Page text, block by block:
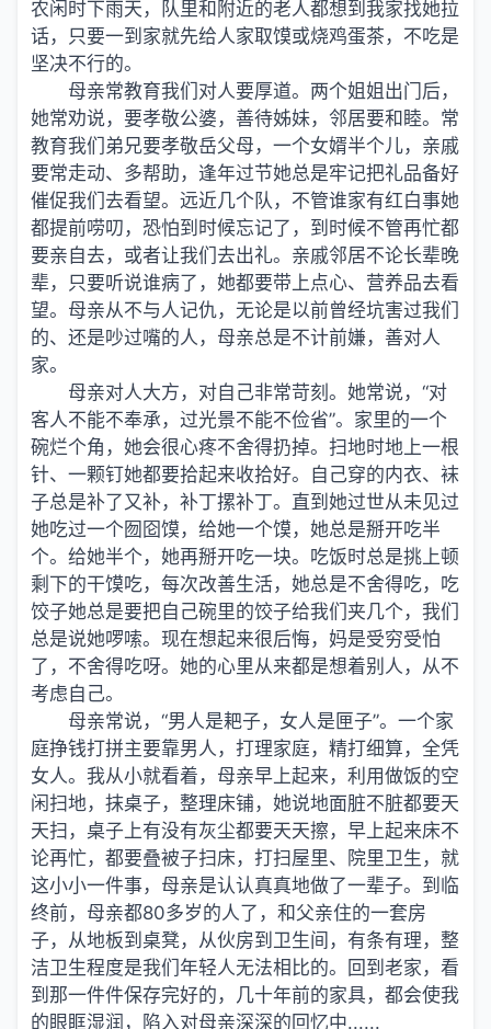
农闲时下雨天，队里和附近的老人都想到我家找她拉
话，只要一到家就先给人家取馍或烧鸡蛋茶，不吃是
坚决不行的。
母亲常教育我们对人要厚道。两个姐姐出门后，
她常劝说，要孝敬公婆，善待姊妹，邻居要和睦。常
教育我们弟兄要孝敬岳父母，一个女婿半个儿，亲戚
要常走动、多帮助，逢年过节她总是牢记把礼品备好
催促我们去看望。远近几个队，不管谁家有红白事她
都提前唠叨，恐怕到时候忘记了，到时候不管再忙都
要亲自去，或者让我们去出礼。亲戚邻居不论长辈晚
辈，只要听说谁病了，她都要带上点心、营养品去看
望。母亲从不与人记仇，无论是以前曾经坑害过我们
的、还是吵过嘴的人，母亲总是不计前嫌，善对人
家。
母亲对人大方，对自己非常苛刻。她常说，“对
客人不能不奉承，过光景不能不俭省”。家里的一个
碗烂个角，她会很心疼不舍得扔掉。扫地时地上一根
针、一颗钉她都要拾起来收拾好。自己穿的内衣、袜
子总是补了又补，补丁摞补丁。直到她过世从未见过
她吃过一个囫囵馍，给她一个馍，她总是掰开吃半
个。给她半个，她再掰开吃一块。吃饭时总是挑上顿
剩下的干馍吃，每次改善生活，她总是不舍得吃，吃
饺子她总是要把自己碗里的饺子给我们夹几个，我们
总是说她啰嗦。现在想起来很后悔，妈是受穷受怕
了，不舍得吃呀。她的心里从来都是想着别人，从不
考虑自己。
母亲常说，“男人是耙子，女人是匣子”。一个家
庭挣钱打拼主要靠男人，打理家庭，精打细算，全凭
女人。我从小就看着，母亲早上起来，利用做饭的空
闲扫地，抹桌子，整理床铺，她说地面脏不脏都要天
天扫，桌子上有没有灰尘都要天天擦，早上起来床不
论再忙，都要叠被子扫床，打扫屋里、院里卫生，就
这小小一件事，母亲是认认真真地做了一辈子。到临
终前，母亲都80多岁的人了，和父亲住的一套房
子，从地板到桌凳，从伙房到卫生间，有条有理，整
洁卫生程度是我们年轻人无法相比的。回到老家，看
到那一件件保存完好的，几十年前的家具，都会使我
的眼眶湿润，陷入对母亲深深的回忆中......